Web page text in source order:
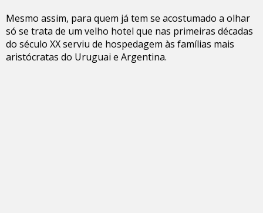
Mesmo assim, para quem já tem se acostumado a olhar
só se trata de um velho hotel que nas primeiras décadas
do século XX serviu de hospedagem às famílias mais
aristócratas do Uruguai e Argentina.